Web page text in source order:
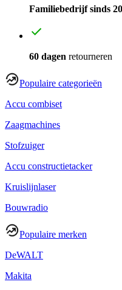
Familiebedrijf sinds
60 dagen retourneren
Populaire categorieën
Accu combiset
Zaagmachines
Stofzuiger
Accu constructietacker
Kruislijnlaser
Bouwradio
Populaire merken
DeWALT
Makita